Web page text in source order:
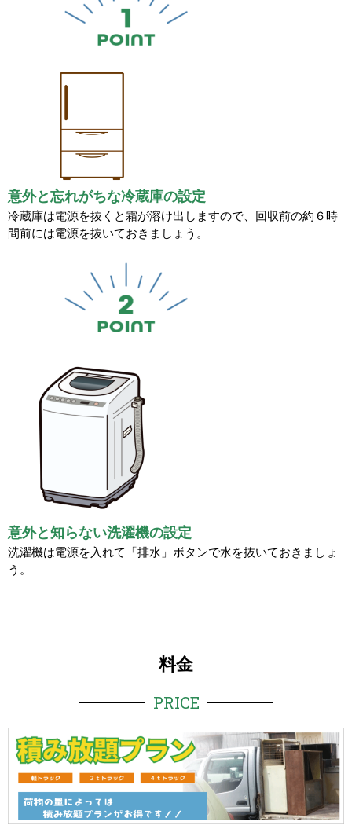
意外と忘れがちな冷蔵庫の設定
冷蔵庫は電源を抜くと霜が溶け出しますので、回収前の約６時
間前には電源を抜いておきましょう。
意外と知らない洗濯機の設定
洗濯機は電源を入れて「排水」ボタンで水を抜いておきましょ
う。
料金
PRICE